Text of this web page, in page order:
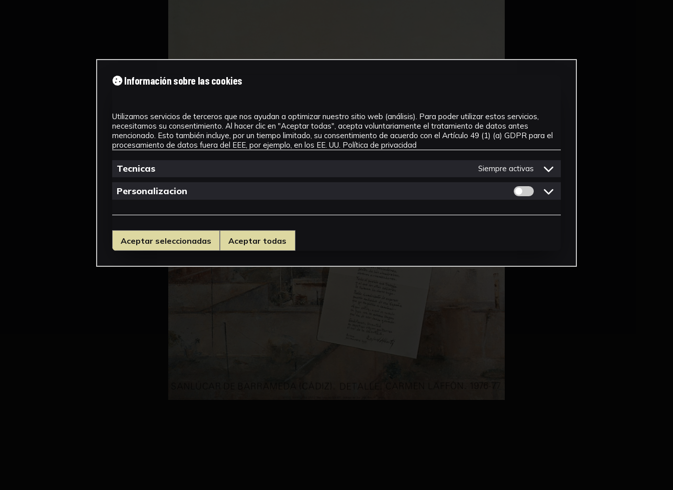
Información sobre las cookies
Utilizamos servicios de terceros que nos ayudan a optimizar nuestro sitio web (análisis). Para poder utilizar estos servicios,
necesitamos su consentimiento. Al hacer clic en "Aceptar todas", acepta voluntariamente el tratamiento de datos antes
mencionado. Esto también incluye, por un tiempo limitado, su consentimiento de acuerdo con el Artículo 49 (1) (a) GDPR para el
procesamiento de datos fuera del EEE, por ejemplo, en los EE. UU. Política de privacidad
Tecnicas Siempre activas
Personalizacion Permitir cookies de Personalizacion
Aceptar seleccionadas Aceptar todas